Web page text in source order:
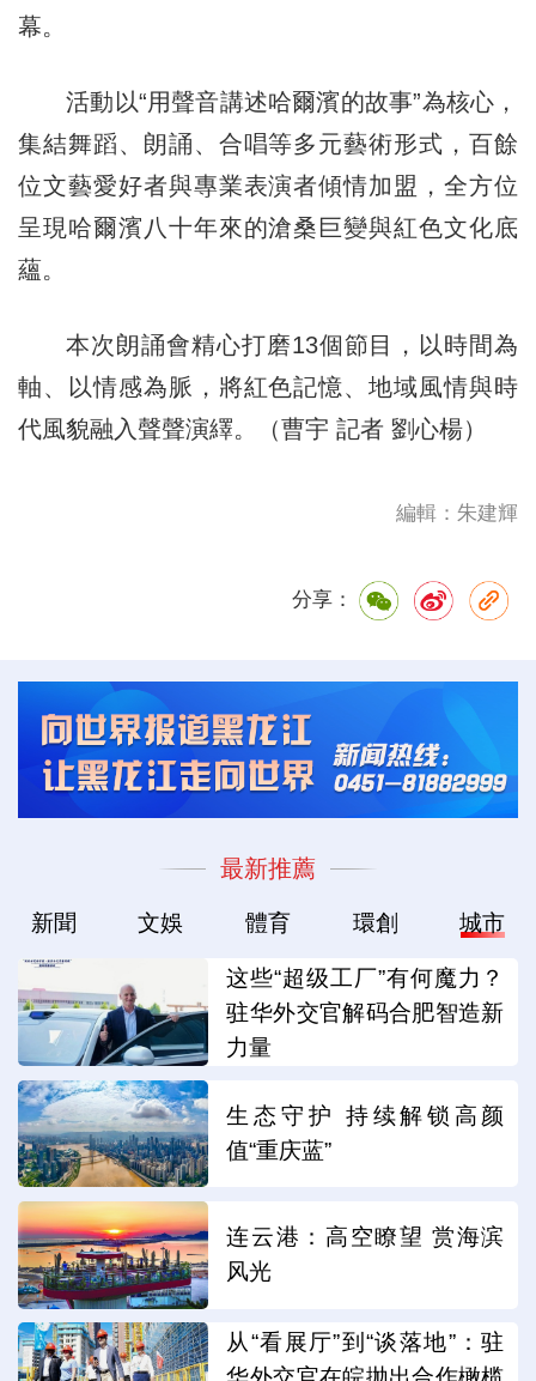
幕。
活動以“用聲音講述哈爾濱的故事”為核心，
集結舞蹈、朗誦、合唱等多元藝術形式，百餘
位文藝愛好者與專業表演者傾情加盟，全方位
呈現哈爾濱八十年來的滄桑巨變與紅色文化底
蘊。
本次朗誦會精心打磨13個節目，以時間為
軸、以情感為脈，將紅色記憶、地域風情與時
代風貌融入聲聲演繹。（曹宇 記者 劉心楊）
編輯：朱建輝
分享：
最新推薦
新聞 文娛 體育 環創 城市
这些“超级工厂”有何魔力？
驻华外交官解码合肥智造新
力量
生态守护 持续解锁高颜
值“重庆蓝”
连云港：高空瞭望 赏海滨
风光
从“看展厅”到“谈落地”：驻